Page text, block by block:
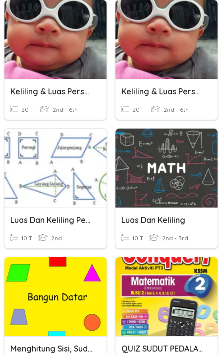
Keliling & Luas Persegi & Persegi Panjang
20 T 2nd - 6th
Keliling & Luas Persegi & Persegi Panjang
20 T 2nd - 6th
Luas Dan Keliling Persegi Dan Persegi Panjang Kelas 4
10 T 2nd
Luas Dan Keliling
10 T 2nd - 3rd
Menghitung Sisi, Sudut Dan Titik Sudut QUIZ SUDUT PEDALAMAN DAN SUDUT PELUARAN SISI EMPAT